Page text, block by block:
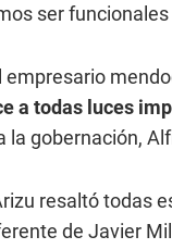
ser
empresario
a todas luces
la gobernación,
resaltó todas
de Javier